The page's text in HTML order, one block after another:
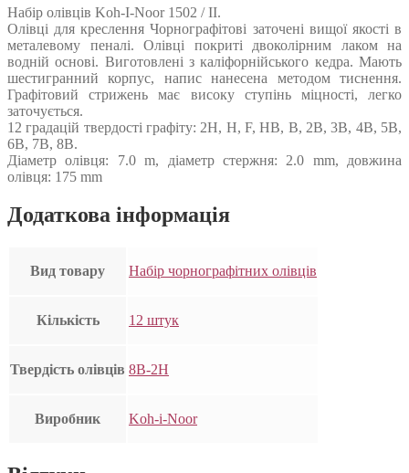
Набір олівців Koh-I-Noor 1502 / II.
Олівці для креслення Чорнографітові заточені вищої якості в
металевому пеналі. Олівці покриті двоколірним лаком на
водній основі. Виготовлені з каліфорнійського кедра. Мають
шестигранний корпус, напис нанесена методом тиснення.
Графітовий стрижень має високу ступінь міцності, легко
заточується.
12 градацій твердості графіту: 2H, H, F, HB, B, 2B, 3B, 4B, 5B,
6B, 7B, 8B.
Діаметр олівця: 7.0 m, діаметр стержня: 2.0 mm, довжина
олівця: 175 mm
Додаткова інформація
Вид товару Набір чорнографітних олівців
Кількість 12 штук
Твердість олівців 8B-2H
Виробник Koh-i-Noor